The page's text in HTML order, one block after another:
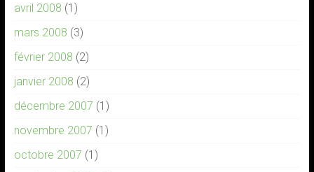
avril 2008 (1)
mars 2008 (3)
février 2008 (2)
janvier 2008 (2)
décembre 2007 (1)
novembre 2007 (1)
octobre 2007 (1)